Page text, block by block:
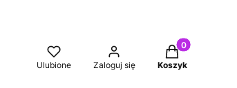
Ulubione Zaloguj się
Produkty w
Koszyk